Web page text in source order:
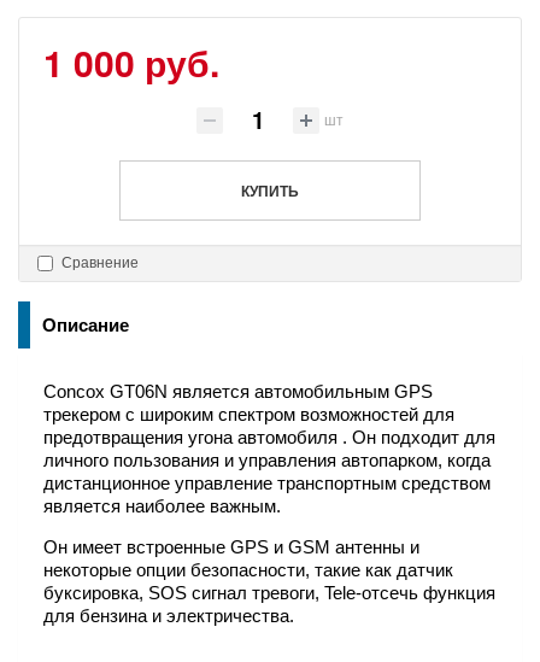
1 000 руб.
шт
КУПИТЬ
Сравнение
Описание
Concox GT06N является автомобильным GPS
трекером с широким спектром возможностей для
предотвращения угона автомобиля . Он подходит для
личного пользования и управления автопарком, когда
дистанционное управление транспортным средством
является наиболее важным.
Он имеет встроенные GPS и GSM антенны и
некоторые опции безопасности, такие как датчик
буксировка, SOS сигнал тревоги, Tele-отсечь функция
для бензина и электричества.